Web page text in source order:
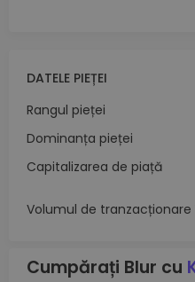
DATELE PIEȚEI
Rangul pieței
Dominanța pieței
Capitalizarea de piață
Volumul de tranzacționare
Cumpărați Blur cu